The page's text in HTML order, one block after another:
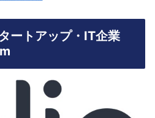
ートアップ・IT企業